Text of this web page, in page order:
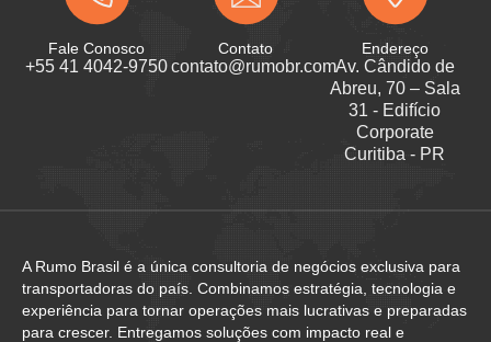
Fale Conosco
+55 41 4042-9750
Contato
contato@rumobr.com
Endereço
Av. Cândido de
Abreu, 70 – Sala
31 - Edifício
Corporate
Curitiba - PR
A Rumo Brasil é a única consultoria de negócios exclusiva para
transportadoras do país. Combinamos estratégia, tecnologia e
experiência para tornar operações mais lucrativas e preparadas
para crescer. Entregamos soluções com impacto real e